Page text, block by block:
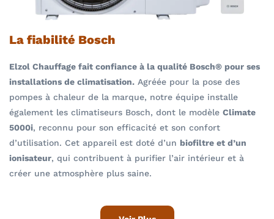
La fiabilité Bosch
Elzol Chauffage fait confiance à la qualité Bosch® pour ses
installations de climatisation. Agréée pour la pose des
pompes à chaleur de la marque, notre équipe installe
également les climatiseurs Bosch, dont le modèle Climate
5000i, reconnu pour son efficacité et son confort
d’utilisation. Cet appareil est doté d’un biofiltre et d’un
ionisateur, qui contribuent à purifier l’air intérieur et à
créer une atmosphère plus saine.